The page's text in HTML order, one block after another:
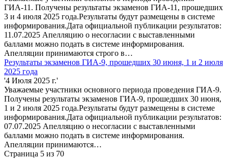
ГИА-11. Получены результаты экзаменов ГИА-11, прошедших
3 и 4 июля 2025 года.Результаты будут размещены в системе
информирования.Дата официальной публикации результатов:
11.07.2025 Апелляцию о несогласии с выставленными
баллами можно подать в системе информирования.
Апелляции принимаются строго в…
Результаты экзаменов ГИА-9, прошедших 30 июня, 1 и 2 июля
2025 года
'4 Июля 2025 г.'
Уважаемые участники основного периода проведения ГИА-9.
Получены результаты экзаменов ГИА-9, прошедших 30 июня,
1 и 2 июля 2025 года.Результаты будут размещены в системе
информирования.Дата официальной публикации результатов:
07.07.2025 Апелляцию о несогласии с выставленными
баллами можно подать в системе информирования.
Апелляции принимаются…
Страница 5 из 70